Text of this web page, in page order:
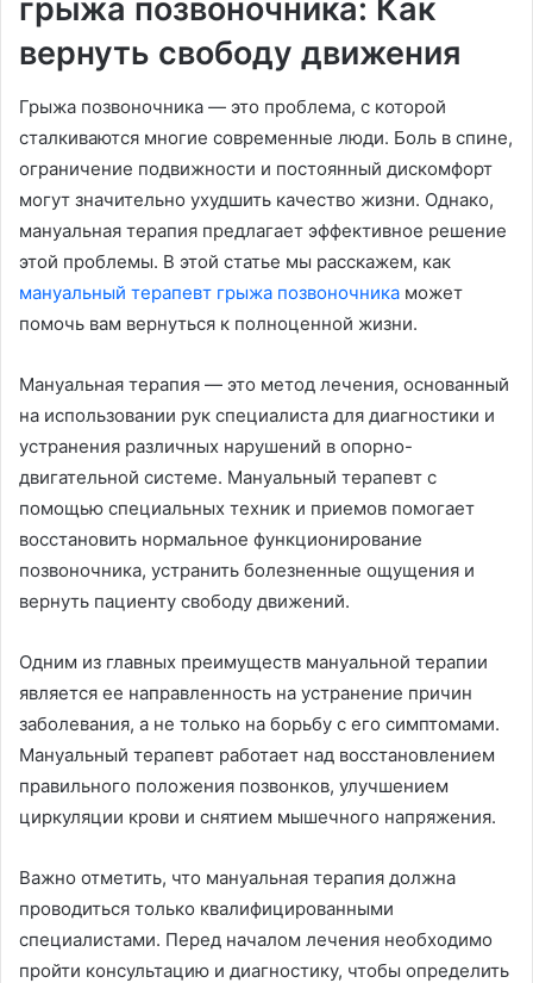
грыжа позвоночника: Как
вернуть свободу движения
Грыжа позвоночника — это проблема, с которой
сталкиваются многие современные люди. Боль в спине,
ограничение подвижности и постоянный дискомфорт
могут значительно ухудшить качество жизни. Однако,
мануальная терапия предлагает эффективное решение
этой проблемы. В этой статье мы расскажем, как
мануальный терапевт грыжа позвоночника может
помочь вам вернуться к полноценной жизни.
Мануальная терапия — это метод лечения, основанный
на использовании рук специалиста для диагностики и
устранения различных нарушений в опорно-
двигательной системе. Мануальный терапевт с
помощью специальных техник и приемов помогает
восстановить нормальное функционирование
позвоночника, устранить болезненные ощущения и
вернуть пациенту свободу движений.
Одним из главных преимуществ мануальной терапии
является ее направленность на устранение причин
заболевания, а не только на борьбу с его симптомами.
Мануальный терапевт работает над восстановлением
правильного положения позвонков, улучшением
циркуляции крови и снятием мышечного напряжения.
Важно отметить, что мануальная терапия должна
проводиться только квалифицированными
специалистами. Перед началом лечения необходимо
пройти консультацию и диагностику, чтобы определить